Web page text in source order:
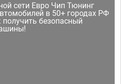
сети Евро Чип Тюнинг
в 50+ городах РФ
безопасный